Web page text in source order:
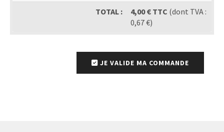
TOTAL : 4,00 € TTC (dont TVA :
0,67 €)
JE VALIDE MA COMMANDE